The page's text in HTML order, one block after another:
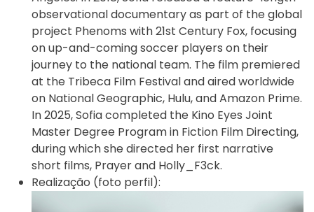
observational documentary as part of the global
project Phenoms with 21st Century Fox, focusing
on up-and-coming soccer players on their
journey to the national team. The film premiered
at the Tribeca Film Festival and aired worldwide
on National Geographic, Hulu, and Amazon Prime.
In 2025, Sofia completed the Kino Eyes Joint
Master Degree Program in Fiction Film Directing,
during which she directed her first narrative
short films, Prayer and Holly_F3ck.
Realização (foto perfil):